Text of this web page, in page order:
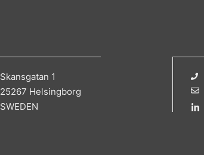
Skansgatan 1
25267 Helsingborg
SWEDEN